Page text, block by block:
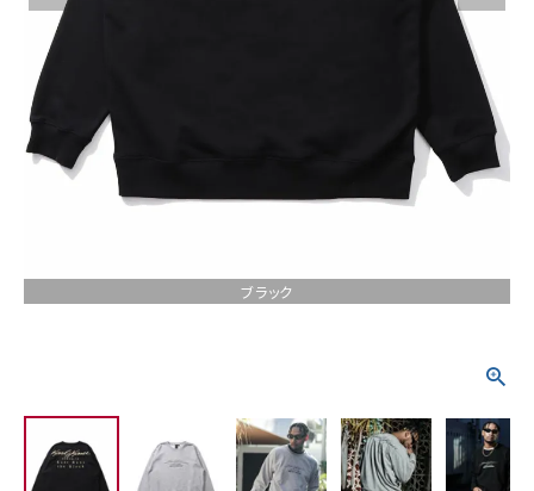
ニュース・特集
ランキング
お問い合わせ
ブラック